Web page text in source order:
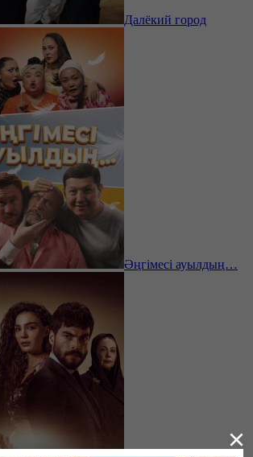
Далёкий город
Әңгімесі ауылдың…
×